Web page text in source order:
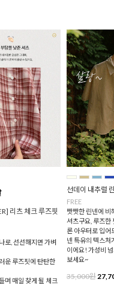
리츠 체크 루즈핏
로, 선선해지면 가벼
운 루즈핏에 탄탄한
며 매일 찾게 될 체크
선데이 내추럴
FREE
빳빳한 린넨에 비
셔츠구요, 루즈한
론 아우터로 입어
넨 특유의 텍스처
이에요! 가성비
보세요~
35,000원